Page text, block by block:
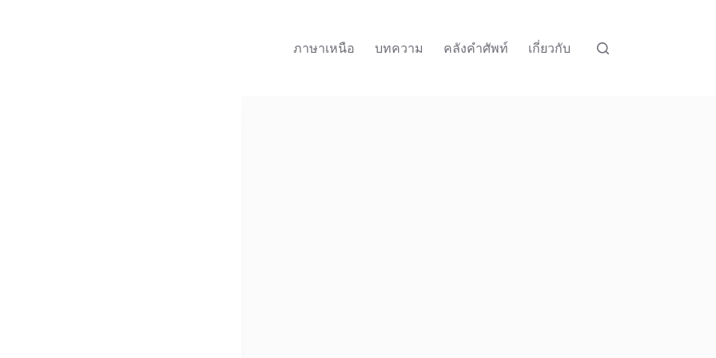
ภาษาเหนือ
บทความ คลังคำศัพท์ เกี่ยวกับ